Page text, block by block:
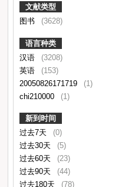
文献类型
图书
(3628)
语言种类
汉语
(3208)
英语
(153)
20050826171719
(1)
chi210000
(1)
新到时间
过去7天
(0)
过去30天
(5)
过去60天
(23)
过去90天
(44)
过去180天
(78)